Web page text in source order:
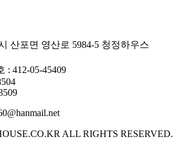
산포면 영산로 5984-5 청정하우스
: 412-05-45409
ALL RIGHTS RESERVED.